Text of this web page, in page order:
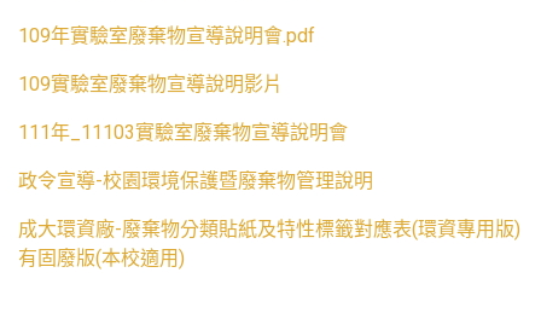
109年實驗室廢棄物宣導說明會.pdf
109實驗室廢棄物宣導說明影片
111年_11103實驗室廢棄物宣導說明會
政令宣導-校園環境保護暨廢棄物管理說明
成大環資廠-廢棄物分類貼紙及特性標籤對應表(環資專用版)
有固廢版(本校適用)